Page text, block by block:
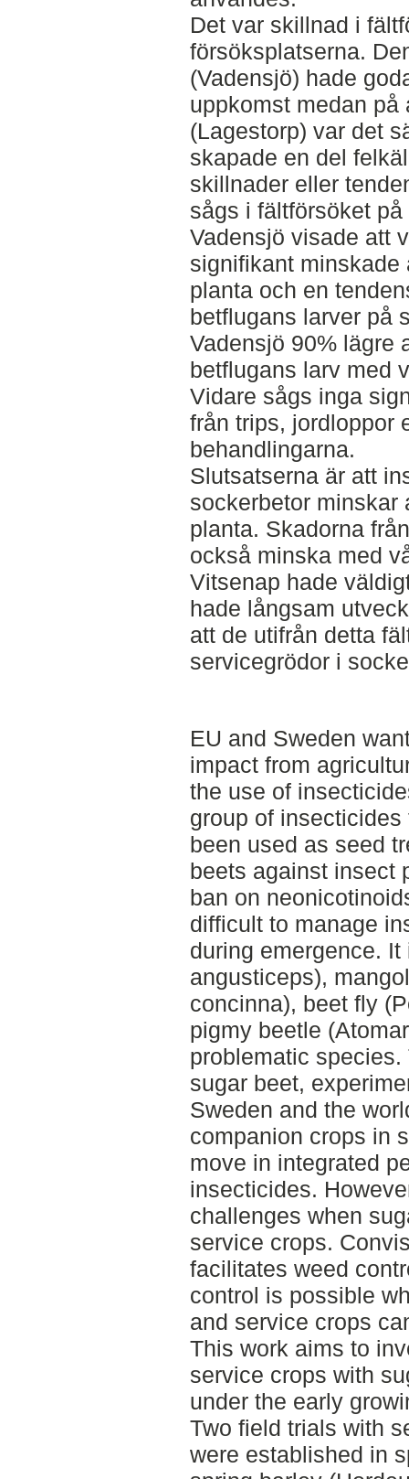
Det var skillnad i
försöksplatserna.
(Vadensjö) hade
uppkomst medan på
(Lagestorp) var det
skapade en del
skillnader eller
sågs i fältförsöket
Vadensjö visade att
signifikant minskade
planta och en
betflugans larver på
Vadensjö 90% lägre
betflugans larv med
Vidare sågs inga
från trips, jordloppor
behandlingarna.
Slutsatserna är att
sockerbetor minskar
planta. Skadorna
också minska med
Vitsenap hade
hade långsam
att de utifrån detta
servicegrödor i
EU and Sweden
impact from
the use of
group of
been used as seed
beets against insect
ban on
difficult to manage
during emergence.
angusticeps),
concinna), beet fly
pigmy beetle
problematic
sugar beet,
Sweden and the
companion crops in
move in integrated
insecticides.
challenges when
service crops.
facilitates weed
control is possible
and service crops
This work aims to
service crops with
under the early
Two field trials with
were established in